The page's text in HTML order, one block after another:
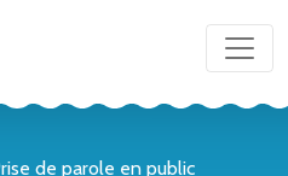
de parole en public